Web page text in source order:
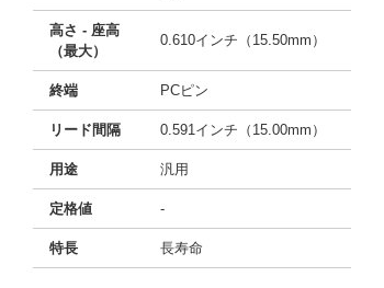
高さ - 座高
（最大）
0.610インチ（15.50mm）
終端 PCピン
リード間隔 0.591インチ（15.00mm）
用途 汎用
定格値 -
特長 長寿命